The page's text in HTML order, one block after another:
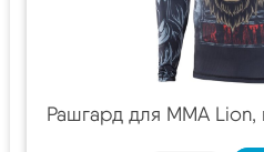
Рашгард для MMA